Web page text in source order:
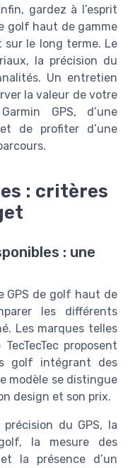
gardez à l’esprit
golf haut de gamme
sur le long terme. Le
la précision du
Un entretien
la valeur de votre
GPS, d’une
de profiter d’une
: critères
: une
GPS de golf haut de
les différents
Les marques telles
proposent
golf intégrant des
modèle se distingue
design et son prix.
du GPS, la
la mesure des
la présence d’un